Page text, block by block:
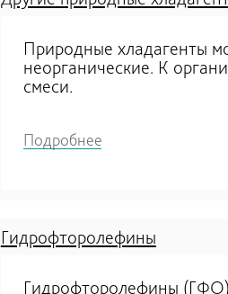
Природные хладагенты
неорганические. К
смеси.
Подробнее
Гидрофторолефины
Гидрофторолефины